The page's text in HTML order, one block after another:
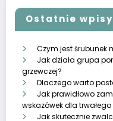
Ostatnie wpisy